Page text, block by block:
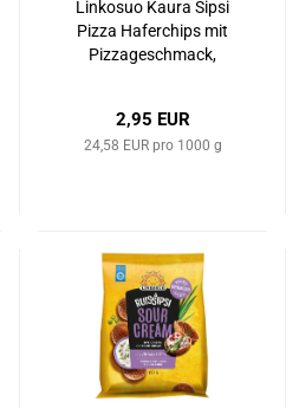
Lin­ko­suo Kaura Sipsi
Pizza Ha­fer­chips mit
Piz­za­ge­schmack,
2,95 EUR
24,58 EUR pro 1000 g